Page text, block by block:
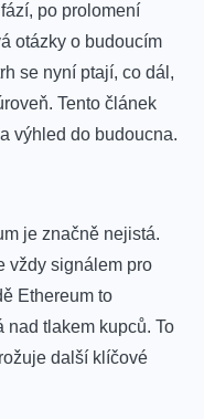
po prolomení
otázky o budoucím
se nyní ptají, co dál,
Tento článek
výhled ⁤do⁣ budoucna.
je značně ⁢nejistá.
vždy signálem pro
Ethereum to​
nad tlakem kupců. To
další klíčové